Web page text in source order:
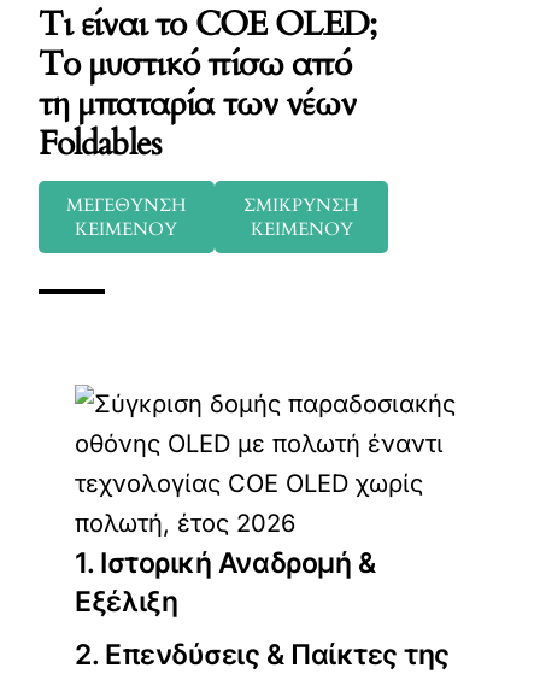
Τι είναι το COE OLED;
Το μυστικό πίσω από
τη μπαταρία των νέων
Foldables
ΜΕΓΕΘΥΝΣΗ
ΚΕΙΜΕΝΟΥ
ΣΜΙΚΡΥΝΣΗ
ΚΕΙΜΕΝΟΥ
1. Ιστορική Αναδρομή &
Εξέλιξη
2. Επενδύσεις & Παίκτες της